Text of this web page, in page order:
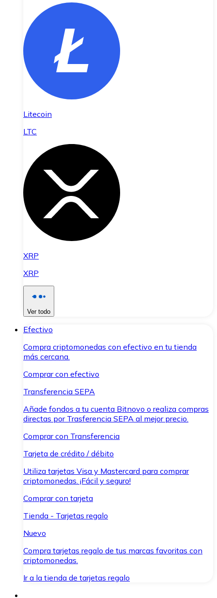
Litecoin
LTC
XRP
XRP
Ver todo
Efectivo
Compra criptomonedas con efectivo en tu tienda
más cercana.
Comprar con efectivo
Transferencia SEPA
Añade fondos a tu cuenta Bitnovo o realiza compras
directas por Trasferencia SEPA al mejor precio.
Comprar con Transferencia
Tarjeta de crédito / débito
Utiliza tarjetas Visa y Mastercard para comprar
criptomonedas. ¡Fácil y seguro!
Comprar con tarjeta
Tienda - Tarjetas regalo
Nuevo
Compra tarjetas regalo de tus marcas favoritas con
criptomonedas.
Ir a la tienda de tarjetas regalo